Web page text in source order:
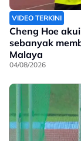
VIDEO TERKINI
Cheng Hoe
sebanyak
Malaya
04/08/2026